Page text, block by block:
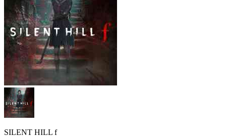
SILENT HILL f